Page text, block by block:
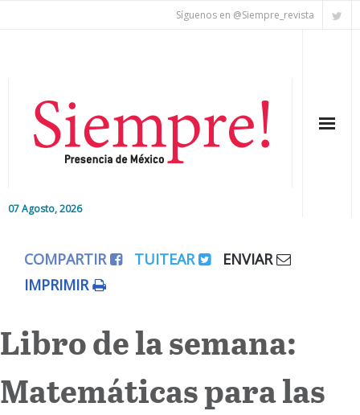
Síguenos en @Siempre_revista
07 Agosto, 2026
Editorial
Colaboradores
Internacional
COMPARTIR TUITEAR
ENVIAR
IMPRIMIR
Libro de la semana:
Matemáticas para las